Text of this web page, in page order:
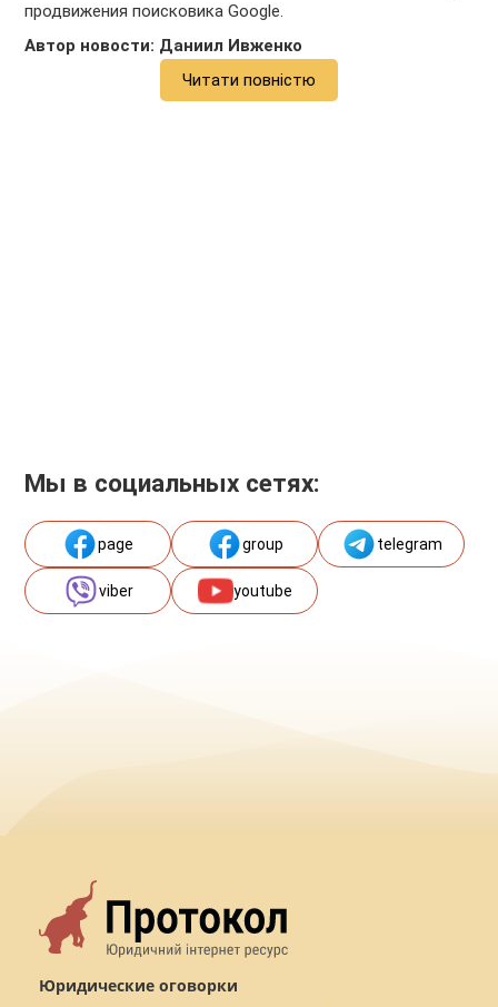
продвижения поисковика Google.
Автор новости: Даниил Ивженко
Читати повністю
Мы в социальных сетях:
page group telegram
viber youtube
Юридические оговорки